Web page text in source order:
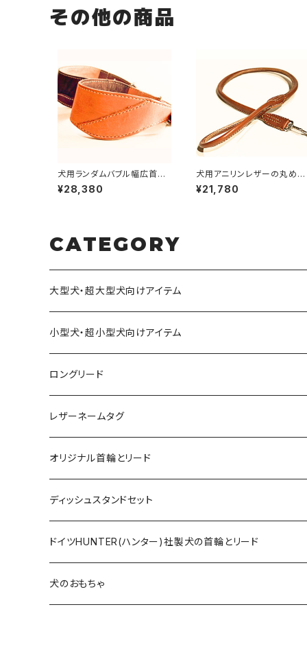
その他の商品
犬用ランダムバブル幅広首輪
（ハンドメイドヌメ革首輪）
首周りサイズ40〜49cmま
¥28,380
犬用アニリンレザーの丸め革
ショートリード60cm 【受注
製作】LOVE&PEACE&DOG
¥21,780
CATEGORY
大型犬・超大型犬向けアイテム
小型犬・超小型犬向けアイテム
ロングリード
オリジナル軽量ロングリード
オリジナルロングリード
レザーネームタグ
オリジナル首輪とリード
ロープとヌメ革の首輪とリード
ヌメ革の首輪とリード
アニリンレザーの首輪とリード
ディッシュスタンドセット
無垢の木とステンレスのディッシュスタンドセット
超小型犬〜中型犬サイズ
無垢の木と陶器のディッシュスタンドセット
ドイツHUNTER(ハンター)社製犬の首輪とリード
HUNTER(ハンター）社製首輪
犬のおもちゃ